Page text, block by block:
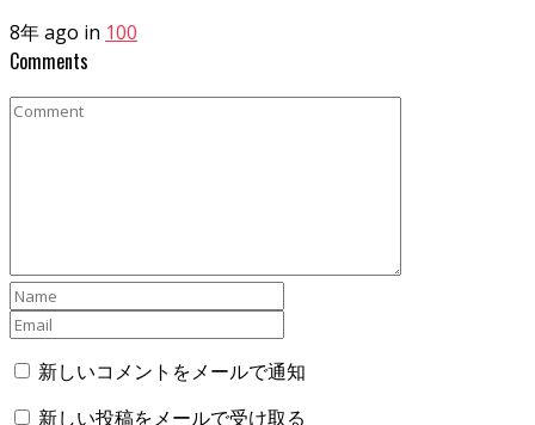
8年 ago in 100
Comments
新しいコメントをメールで通知
新しい投稿をメールで受け取る